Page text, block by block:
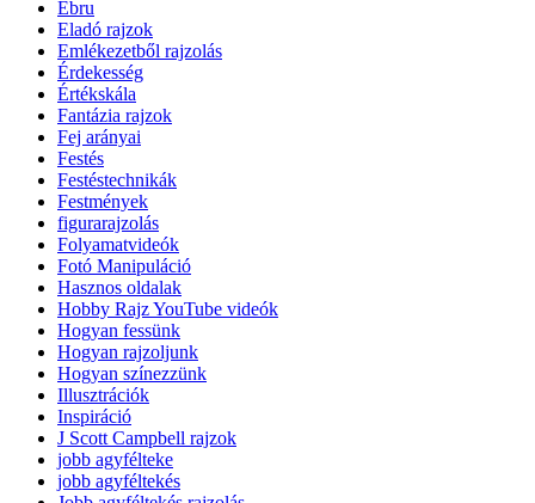
Ebru
Eladó rajzok
Emlékezetből rajzolás
Érdekesség
Értékskála
Fantázia rajzok
Fej arányai
Festés
Festéstechnikák
Festmények
figurarajzolás
Folyamatvideók
Fotó Manipuláció
Hasznos oldalak
Hobby Rajz YouTube videók
Hogyan fessünk
Hogyan rajzoljunk
Hogyan színezzünk
Illusztrációk
Inspiráció
J Scott Campbell rajzok
jobb agyfélteke
jobb agyféltekés